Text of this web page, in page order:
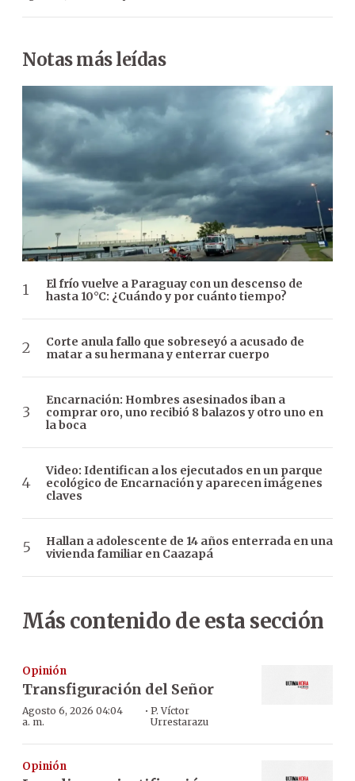
Notas más leídas
El frío vuelve a Paraguay con un descenso de
hasta 10°C: ¿Cuándo y por cuánto tiempo?
Corte anula fallo que sobreseyó a acusado de
matar a su hermana y enterrar cuerpo
Encarnación: Hombres asesinados iban a
comprar oro, uno recibió 8 balazos y otro uno en
la boca
Video: Identifican a los ejecutados en un parque
ecológico de Encarnación y aparecen imágenes
claves
Hallan a adolescente de 14 años enterrada en una
vivienda familiar en Caazapá
Más contenido de esta sección
Opinión
Transfiguración del Señor
Agosto 6, 2026 04:04
a. m.
· P. Víctor
Urrestarazu
Opinión